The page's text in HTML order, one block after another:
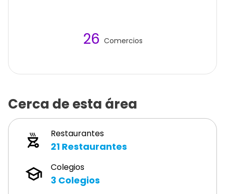
26 Comercios
Cerca de esta área
Restaurantes
21 Restaurantes
Colegios
3 Colegios